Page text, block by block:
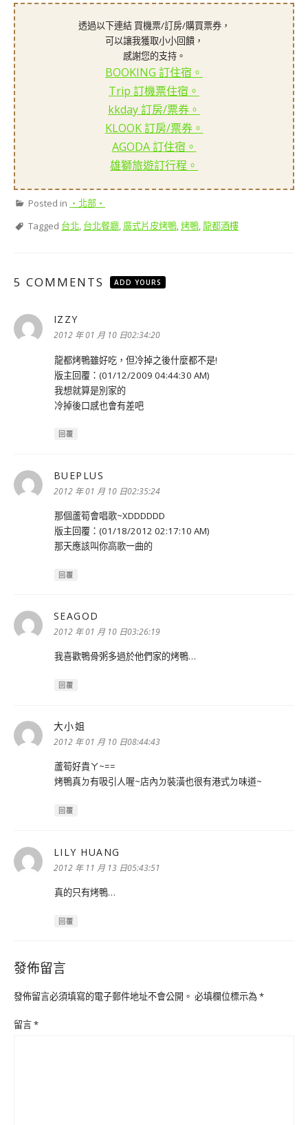
透過以下連結 買機票/訂房/購買票券，
可以讓我獲取小小回饋，
感謝您的支持。
BOOKING 訂住宿。
Trip 訂機票住宿。
kkday 訂房/票券。
KLOOK 訂房/票券。
AGODA 訂住宿。
雄獅旅遊訂行程。
Posted in ‧北部‧
Tagged 台北, 台北餐廳, 廣式片皮烤鴨,烤鴨,龍都酒樓
5 COMMENTS ADD YOURS
IZZY
示:
2012 年 01 月 10 日02:34:20
龍都烤鴨雖好吃，但冷掉之後什麼都不是!
版主回覆：(01/12/2009 04:44:30 AM)
我想就算是別家的
冷掉後口感也會有差吧
回覆
BUEPLUS
示:
2012 年 01 月 10 日02:35:24
那個蘆筍會唱歌~XDDDDDD
版主回覆：(01/18/2012 02:17:10 AM)
那天應該叫你高歌一曲的
回覆
SEAGOD
示:
2012 年 01 月 10 日03:26:19
我喜歡鴨骨粥多過於他們家的烤鴨…
回覆
大小姐
示:
2012 年 01 月 10 日08:44:43
蘆筍好貴ㄚ~==
烤鴨真ㄉ有吸引人喔~店內ㄉ裝潢也很有港式ㄉ味道~
回覆
LILY HUANG
示:
2012 年 11 月 13 日05:43:51
真的只有烤鴨…
回覆
發佈留言
發佈留言必須填寫的電子郵件地址不會公開。 必填欄位標示為*
留言*